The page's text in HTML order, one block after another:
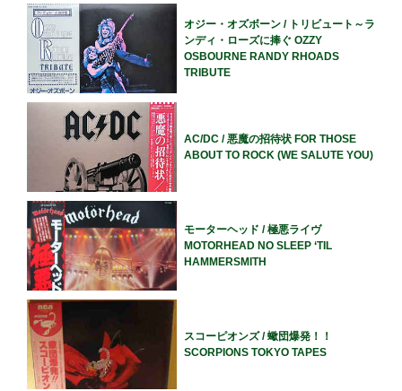
オジー・オズボーン / トリビュート～ラ
ンディ・ローズに捧ぐ OZZY
OSBOURNE RANDY RHOADS
TRIBUTE
AC/DC / 悪魔の招待状 FOR THOSE
ABOUT TO ROCK (WE SALUTE YOU)
モーターヘッド / 極悪ライヴ
MOTORHEAD NO SLEEP ‘TIL
HAMMERSMITH
スコーピオンズ / 蠍団爆発！！
SCORPIONS TOKYO TAPES